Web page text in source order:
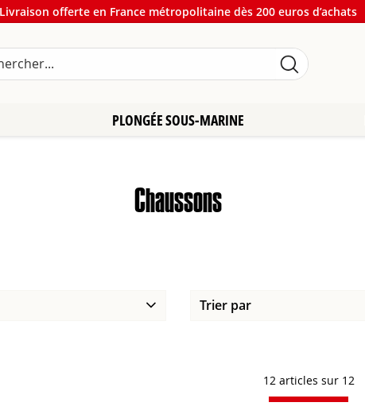
Livraison offerte en France métropolitaine dès 200 euros d’achats
PLONGÉE SOUS-MARINE
Chaussons
Trier par
12 articles sur 12